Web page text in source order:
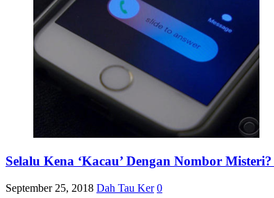
Selalu Kena ‘Kacau’ Dengan Nombor
September 25, 2018 Dah Tau Ker 0